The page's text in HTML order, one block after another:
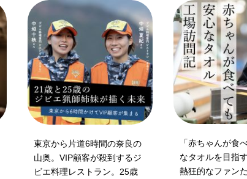
東京から片道6時間の奈良の
山奥。VIP顧客が殺到するジ
ビエ料理レストラン。25歳
「赤ちゃんが食
なタオルを目指
熱狂的なファン